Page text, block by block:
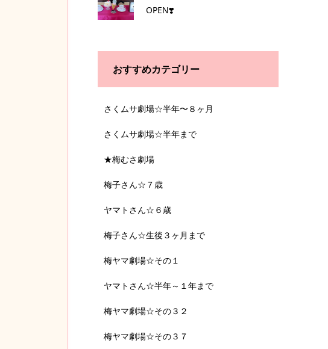
OPEN❣️
おすすめカテゴリー
さくムサ劇場☆半年〜８ヶ月
さくムサ劇場☆半年まで
★梅むさ劇場
梅子さん☆７歳
ヤマトさん☆６歳
梅子さん☆生後３ヶ月まで
梅ヤマ劇場☆その１
ヤマトさん☆半年～１年まで
梅ヤマ劇場☆その３２
梅ヤマ劇場☆その３７